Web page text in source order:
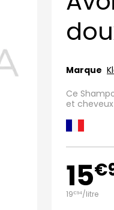
Marque
Ce
et
15€
19€94/litre